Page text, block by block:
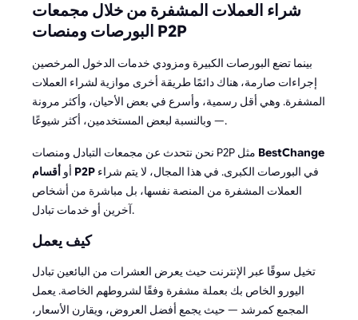
شراء العملات المشفرة من خلال مجمعات
البورصات ومنصات P2P
بينما تضع البورصات الكبيرة ومزودي خدمات الدخول المرخصين
إجراءات صارمة، هناك دائمًا طريقة أخرى موازية لشراء العملات
المشفرة. وهي أقل رسمية، وأسرع في بعض الأحيان، وأكثر مرونة
— وبالنسبة لبعض المستخدمين، أكثر شيوعًا.
BestChange
أو أقسام P2P
العملات المشفرة من المنصة نفسها، بل مباشرة من أشخاص
آخرين أو خدمات تبادل.
كيف يعمل
تخيل سوقًا عبر الإنترنت حيث يعرض العشرات من البائعين تبادل
اليورو الخاص بك بعملة مشفرة وفقًا لشروطهم الخاصة. يعمل
المجمع كمرشد — حيث يجمع أفضل العروض، ويقارن الأسعار،